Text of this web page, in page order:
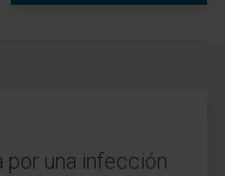
una infección